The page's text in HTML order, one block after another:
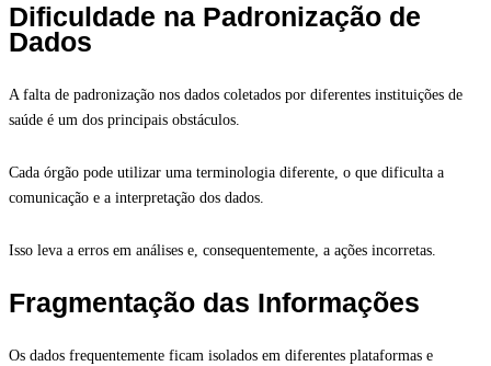
Dificuldade na Padronização de
Dados
A falta de padronização nos dados coletados por diferentes instituições de
saúde é um dos principais obstáculos.
Cada órgão pode utilizar uma terminologia diferente, o que dificulta a
comunicação e a interpretação dos dados.
Isso leva a erros em análises e, consequentemente, a ações incorretas.
Fragmentação das Informações
Os dados frequentemente ficam isolados em diferentes plataformas e